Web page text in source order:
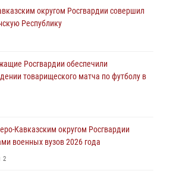
Росгвардии провели турнир по
помощь медикам и девушке с
округом Росгвардии совершил
Республику
Росгвардии обеспечили
товарищеского матча по футболу в
Кавказским округом Росгвардии
военных вузов 2026 года
2